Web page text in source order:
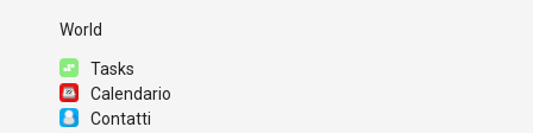
World
Tasks
Calendario
Contatti